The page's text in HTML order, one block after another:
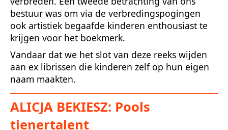
bestuur was om via de verbredingspogingen
ook artistiek begaafde kinderen enthousiast te
krijgen voor het boekmerk.
Vandaar dat we het slot van deze reeks wijden
aan ex librissen die kinderen zelf op hun eigen
naam maakten.
ALICJA BEKIESZ: Pools
tienertalent